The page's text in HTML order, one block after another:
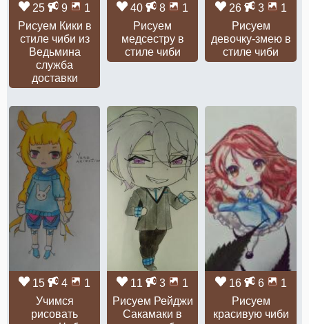
25 9
1
Рисуем Кики в
стиле чиби из
Ведьмина
служба
доставки
40 8
1
Рисуем
медсестру в
стиле чиби
26 3
1
Рисуем
девочку-змею в
стиле чиби
15 4
1
Учимся
рисовать
11 3
1
Рисуем Рейджи
Сакамаки в
16 6
1
Рисуем
красивую чиби